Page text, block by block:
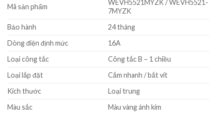
Mã sản phẩm
WEVH5521MYZK / WEVH5521-
7MYZK
Bảo hành
24 tháng
Dòng điện định mức
16A
Loại công tắc
Công tắc B – 1 chiều
Loại lắp đặt
Cắm nhanh / bắt vít
Kích thước
Loại trung
Màu sắc
Màu vàng ánh kim